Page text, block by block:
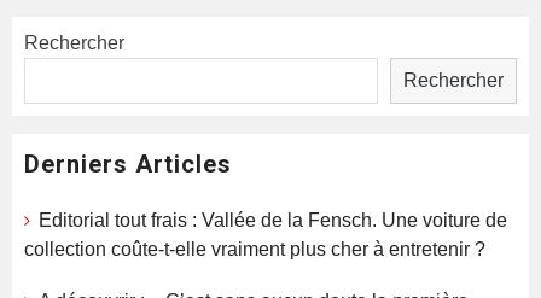
Rechercher
Rechercher
Derniers Articles
Editorial tout frais : Vallée de la Fensch. Une voiture de
collection coûte-t-elle vraiment plus cher à entretenir ?